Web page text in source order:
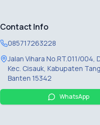
Contact Info
085717263228
Jalan Vihara No.RT.011/004,
Kec. Cisauk, Kabupaten
Banten 15342
WhatsApp